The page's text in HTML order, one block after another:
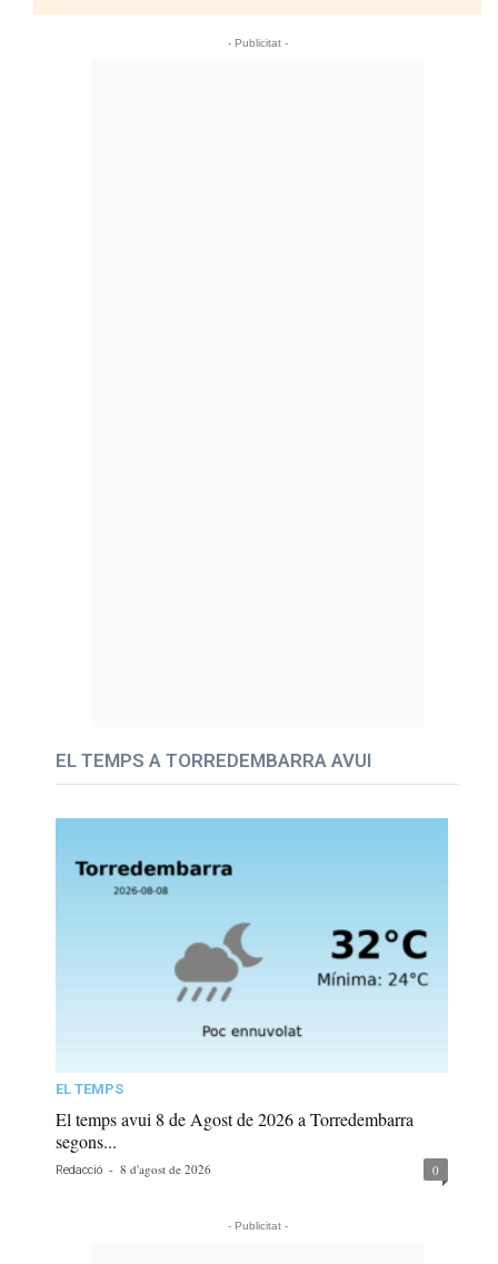
- Publicitat -
EL TEMPS A TORREDEMBARRA AVUI
EL TEMPS
El temps avui 8 de Agost de 2026 a Torredembarra
segons...
Redacció - 8 d'agost de 2026 0
- Publicitat -